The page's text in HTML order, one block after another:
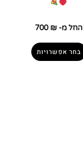
החל מ- 700 ₪
בחר אפשרויות